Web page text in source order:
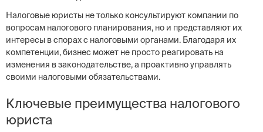
Налоговые юристы не только консультируют компании по
вопросам налогового планирования, но и представляют их
интересы в спорах с налоговыми органами. Благодаря их
компетенции, бизнес может не просто реагировать на
изменения в законодательстве, а проактивно управлять
своими налоговыми обязательствами.
Ключевые преимущества налогового
юриста